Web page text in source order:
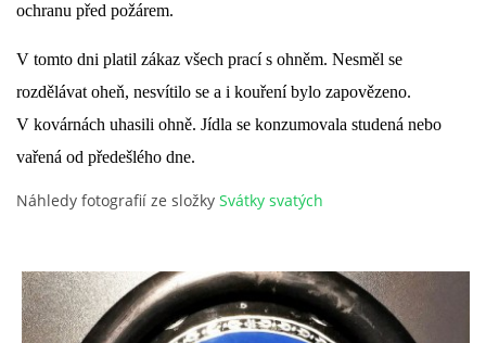
Kontakt:
tel. 773 916 275
--------------------------------------------------------------
Tento projekt je realizován za finanční podpory
města Domažlice.
© 2026 eStránky.cz |Aktualizováno: 17. 7. 2026|Nahoru ↑
ochranu před požárem.
V tomto dni platil zákaz všech prací s ohněm. Nesměl se
rozdělávat oheň, nesvítilo se a i kouření bylo zapovězeno.
V kovárnách uhasili ohně. Jídla se konzumovala studená nebo
vařená od předešlého dne.
Náhledy fotografií ze složky Svátky svatých